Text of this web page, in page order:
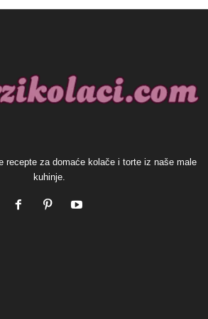
recepte za domaće kolače i torte iz naše male
kuhinje.